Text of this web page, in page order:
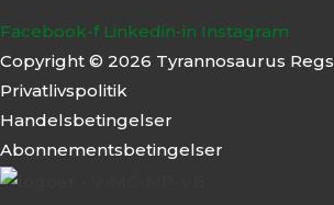
Facebook-f Linkedin-in Instagram
Copyright © 2026 Tyrannosaurus Regs
Privatlivspolitik
Handelsbetingelser
Abonnementsbetingelser